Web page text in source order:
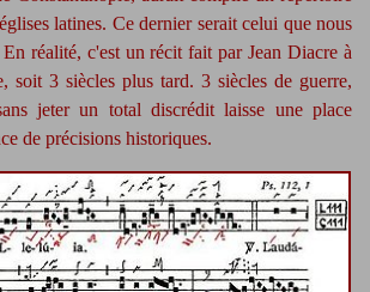
latines. Ce dernier serait celui que nous
réalité, c'est un récit fait par Jean Diacre à
soit 3 siècles plus tard. 3 siècles de guerre,
jeter un total discrédit laisse une place
de précisions historiques.